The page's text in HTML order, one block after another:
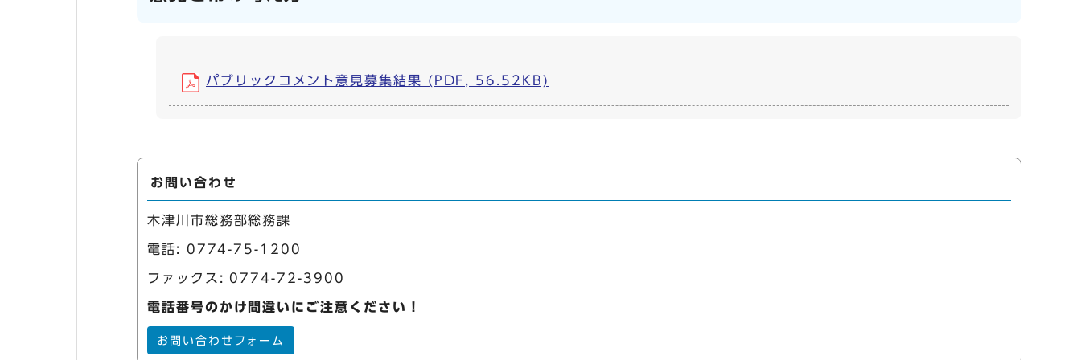
パブリックコメント意見募集結果 (PDF, 56.52KB)
お問い合わせ
木津川市総務部総務課
電話: 0774-75-1200
ファックス: 0774-72-3900
電話番号のかけ間違いにご注意ください！
お問い合わせフォーム